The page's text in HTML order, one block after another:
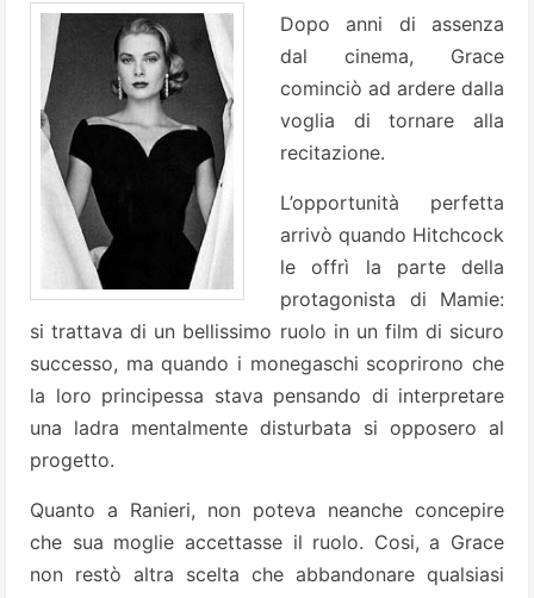
Dopo anni di assenza
dal cinema, Grace
cominciò ad ardere dalla
voglia di tornare alla
recitazione.
L’opportunità perfetta
arrivò quando Hitchcock
le offrì la parte della
protagonista di Mamie:
si trattava di un bellissimo ruolo in un film di sicuro
successo, ma quando i monegaschi scoprirono che
la loro principessa stava pensando di interpretare
una ladra mentalmente disturbata si opposero al
progetto.
Quanto a Ranieri, non poteva neanche concepire
che sua moglie accettasse il ruolo. Cosi, a Grace
non restò altra scelta che abbandonare qualsiasi